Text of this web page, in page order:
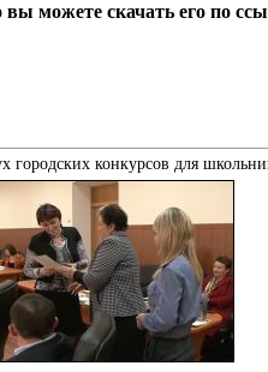
вы можете скачать его по
городских конкурсов для